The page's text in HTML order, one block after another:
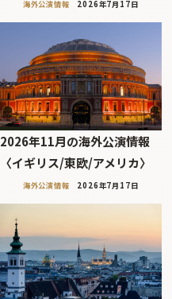
海外公演情報 2026年7月17日
2026年11月の海外公演情報
〈イギリス/東欧/アメリカ〉
海外公演情報 2026年7月17日